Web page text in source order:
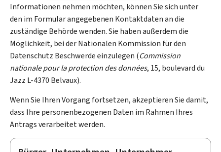
Informationen nehmen möchten, können Sie sich unter
den im Formular angegebenen Kontaktdaten an die
zuständige Behörde wenden. Sie haben außerdem die
Möglichkeit, bei der Nationalen Kommission für den
Datenschutz Beschwerde einzulegen (Commission
nationale pour la protection des données, 15, boulevard du
Jazz L-4370 Belvaux).
Wenn Sie Ihren Vorgang fortsetzen, akzeptieren Sie damit,
dass Ihre personenbezogenen Daten im Rahmen Ihres
Antrags verarbeitet werden.